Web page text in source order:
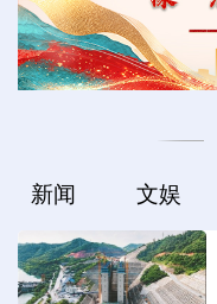
新闻 文娱